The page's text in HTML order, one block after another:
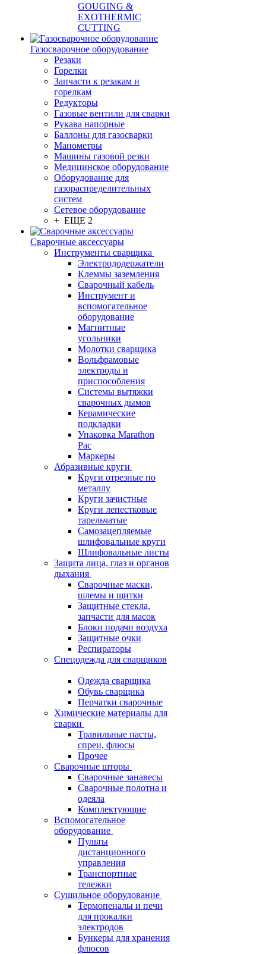
GOUGING &
EXOTHERMIC
CUTTING
Газосварочное оборудование
Резаки
Горелки
Запчасти к резакам и
горелкам
Редукторы
Газовые вентили для сварки
Рукава напорные
Баллоны для газосварки
Манометры
Машины газовой резки
Медицинское оборудование
Оборудование для
газораспределительных
систем
Сетевое оборудование
+ ЕЩЕ 2
Сварочные аксессуары
Инструменты сварщика
Электрододержатели
Клеммы заземления
Сварочный кабель
Инструмент и
вспомогательное
оборудование
Магнитные
угольники
Молотки сварщика
Вольфрамовые
электроды и
приспособления
Системы вытяжки
сварочных дымов
Керамические
подкладки
Упаковка Marathon
Pac
Маркеры
Абразивные круги
Круги отрезные по
металлу
Круги зачистные
Круги лепестковые
тарельчатые
Самозацепляемые
шлифовальные круги
Шлифовальные листы
Защита лица, глаз и органов
дыхания
Сварочные маски,
шлемы и щитки
Защитные стекла,
запчасти для масок
Блоки подачи воздуха
Защитные очки
Респираторы
Спецодежда для сварщиков
Одежда сварщика
Обувь сварщика
Перчатки сварочные
Химические материалы для
сварки
Травильные пасты,
спреи, флюсы
Прочее
Сварочные шторы
Сварочные занавесы
Сварочные полотна и
одеяла
Комплектующие
Вспомогательное
оборудование
Пульты
дистанционного
управления
Транспортные
тележки
Сушильное оборудование
Термопеналы и печи
для прокалки
электродов
Бункеры для хранения
флюсов